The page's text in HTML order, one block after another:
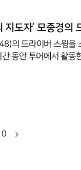
빈은 2019시즌 29개 대회에
도자’ 모중경의
의 드라이버 스윙을
동안 투어에서 활동
뒤쳐지지 않는 기량